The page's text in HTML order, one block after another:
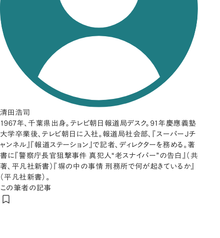
清田浩司
1967年、千葉県出身。テレビ朝日報道局デスク。91年慶應義塾
大学卒業後、テレビ朝日に入社。報道局社会部、『スーパーＪチ
ャンネル』『報道ステーション』で記者、ディレクターを務める。著
書に『警察庁長官狙撃事件 真犯人“老スナイパー”の告白』（共
著、平凡社新書）『塀の中の事情 刑務所で何が起きているか』
（平凡社新書）。
この筆者の記事